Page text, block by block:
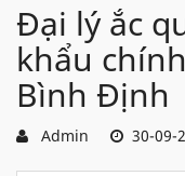
Đại lý ắc
khẩu
Bình Định
Admin 30-09-